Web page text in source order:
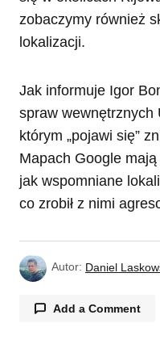
zobaczymy również
lokalizacji.
Jak informuje Igor
spraw wewnętrznych
którym „pojawi się”
Mapach Google
jak wspomniane
co zrobił z nimi
Autor: Daniel
Add a Comment